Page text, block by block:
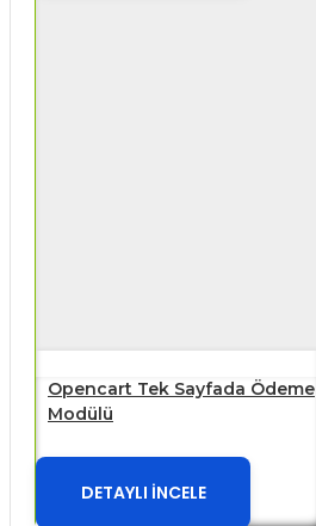
Opencart Tek Sayfada Ödeme
Modülü
DETAYLI İNCELE